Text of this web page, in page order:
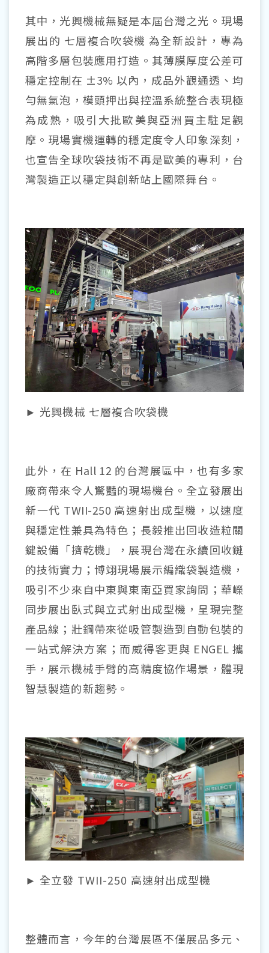
其中，光興機械無疑是本屆台灣之光。現場
展出的 七層複合吹袋機 為全新設計，專為
高階多層包裝應用打造。其薄膜厚度公差可
穩定控制在 ±3% 以內，成品外觀通透、均
勻無氣泡，模頭押出與控溫系統整合表現極
為成熟，吸引大批歐美與亞洲買主駐足觀
摩。現場實機運轉的穩定度令人印象深刻，
也宣告全球吹袋技術不再是歐美的專利，台
灣製造正以穩定與創新站上國際舞台。
► 光興機械 七層複合吹袋機
此外，在 Hall 12 的台灣展區中，也有多家
廠商帶來令人驚豔的現場機台。全立發展出
新一代 TWII-250 高速射出成型機，以速度
與穩定性兼具為特色；長毅推出回收造粒關
鍵設備「擠乾機」，展現台灣在永續回收鏈
的技術實力；博翊現場展示編織袋製造機，
吸引不少來自中東與東南亞買家詢問；華嶸
同步展出臥式與立式射出成型機，呈現完整
產品線；壯鋼帶來從吸管製造到自動包裝的
一站式解決方案；而威得客更與 ENGEL 攜
手，展示機械手臂的高精度協作場景，體現
智慧製造的新趨勢。
► 全立發 TWII-250 高速射出成型機
整體而言，今年的台灣展區不僅展品多元、